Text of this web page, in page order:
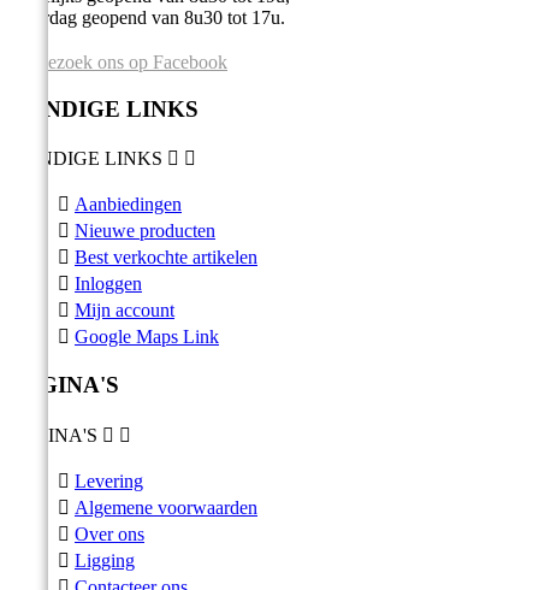
Zaterdag geopend van 8u30 tot 17u.
Bezoek ons op Facebook
HANDIGE LINKS
HANDIGE LINKS  
 Aanbiedingen
 Nieuwe producten
 Best verkochte artikelen
 Inloggen
 Mijn account
 Google Maps Link
PAGINA'S
PAGINA'S  
 Levering
 Algemene voorwaarden
 Over ons
 Ligging